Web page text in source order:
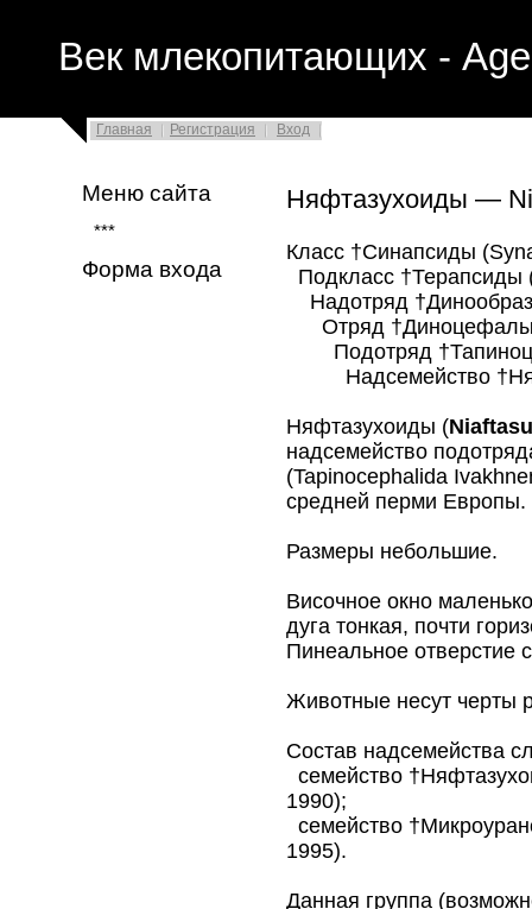
Век млекопитающих -
Главная Регистрация Вход
Меню сайта
***
Форма входа
Няфтазухоиды —
Класс †Синапсиды
Подкласс †Терапсиды
Надотряд
Отряд †Диноцефалы
Подотряд
Надсемейство
Няфтазухоиды (
надсемейство
(Tapinocephalida
средней перми Европы.
Размеры небольшие.
Височное окно
дуга тонкая, почти
Пинеальное отверстие
Животные несут черты
Состав надсемейства
семейство
1990);
семейство
1995).
Данная группа